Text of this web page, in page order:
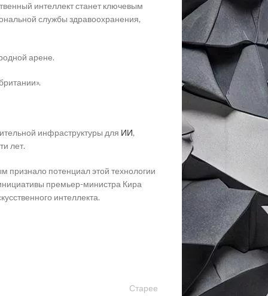
интеллект станет ключевым
службы здравоохранения,
арене.
инфраструктуры для ИИ,
лет.
признало потенциал этой технологии
премьер-министра Кира
интеллекта.
Старее